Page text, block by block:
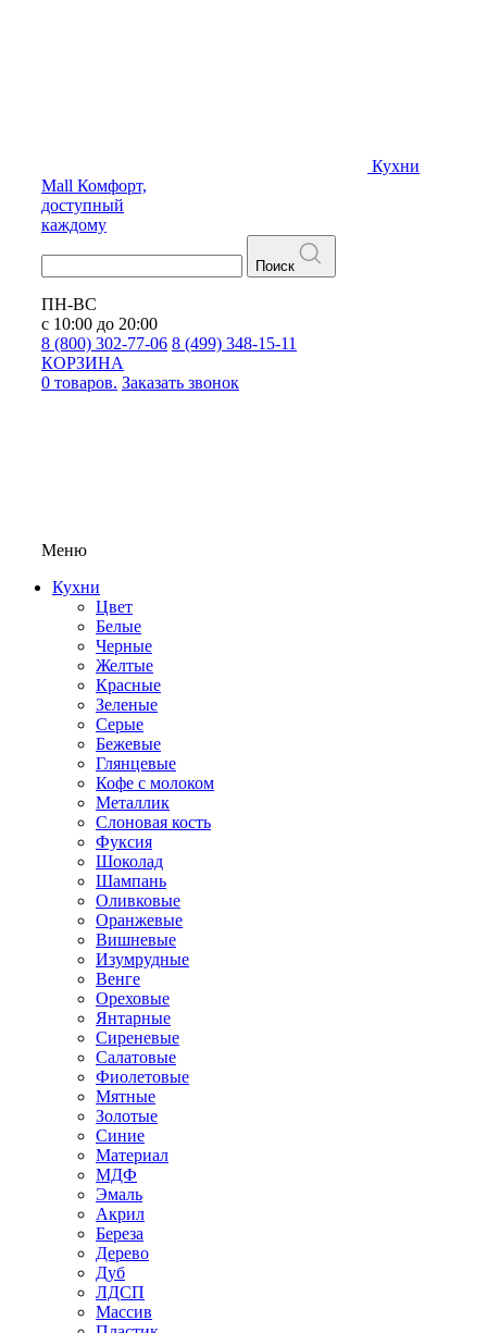
Кухни
Mall Комфорт,
доступный
каждому
Поиск
ПН-ВС
с 10:00 до 20:00
8 (800) 302-77-06 8 (499) 348-15-11
КОРЗИНА
0 товаров. Заказать звонок
Меню
Кухни
Цвет
Белые
Черные
Желтые
Красные
Зеленые
Серые
Бежевые
Глянцевые
Кофе с молоком
Металлик
Слоновая кость
Фуксия
Шоколад
Шампань
Оливковые
Оранжевые
Вишневые
Изумрудные
Венге
Ореховые
Янтарные
Сиреневые
Салатовые
Фиолетовые
Мятные
Золотые
Синие
Материал
МДФ
Эмаль
Акрил
Береза
Дерево
Дуб
ЛДСП
Массив